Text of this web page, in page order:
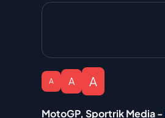
A A A
MotoGP, Sportrik Media -